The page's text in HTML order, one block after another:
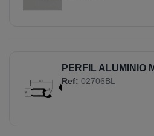
PERFIL ALUMINIO
Ref: 02706BL